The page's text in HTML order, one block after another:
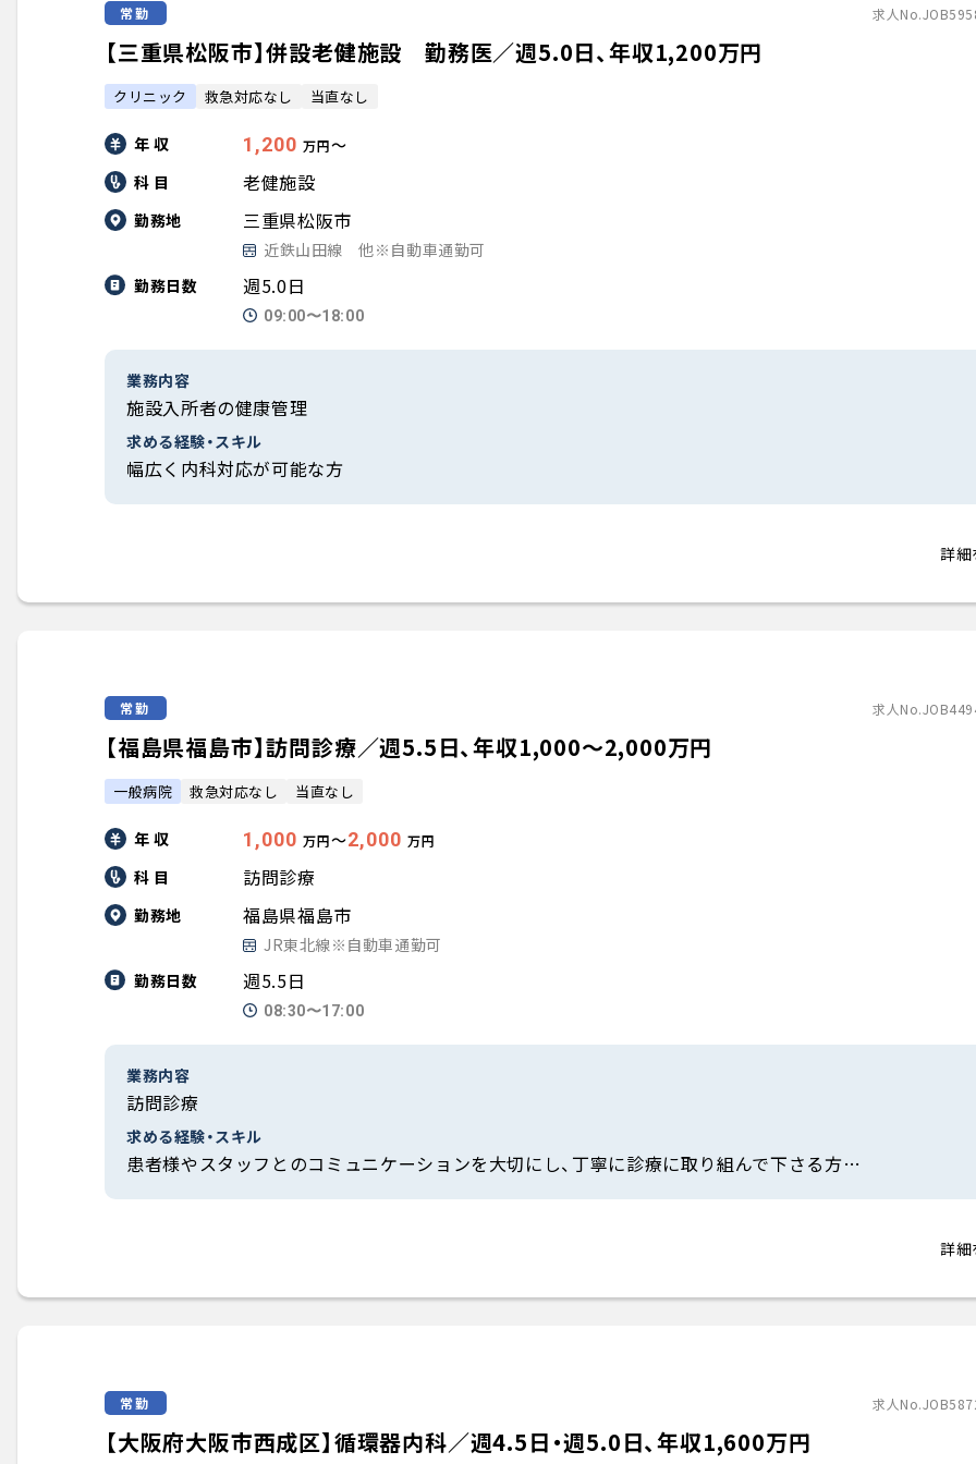
常勤 求人
【三重県松阪市】併設老健施設 勤務医／週5.0日、年収1,200万円
クリニック 救急対応なし 当直なし
年 収 1,200 万円〜
科 目
老健施設
勤務地 三重県松阪市
近鉄山田線 他※自動車通勤可
勤務日数
週5.0日
09:00〜18:00
業務内容
施設入所者の健康管理
求める経験・スキル
幅広く内科対応が可能な方
詳
常勤 求人
【福島県福島市】訪問診療／週5.5日、年収1,000〜2,000万円
一般病院 救急対応なし 当直なし
年 収 1,000 万円〜2,000 万円
科 目 訪問診療
勤務地 福島県福島市
JR東北線※自動車通勤可
勤務日数
週5.5日
08:30〜17:00
業務内容
訪問診療
求める経験・スキル
患者様やスタッフとのコミュニケーションを大切にし、丁寧に診療に取り組んで下さる方…
詳
常勤 求人
【大阪府大阪市西成区】循環器内科／週4.5日・週5.0日、年収1,600万円